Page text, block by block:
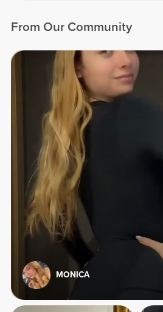
From Our Community
MONICA